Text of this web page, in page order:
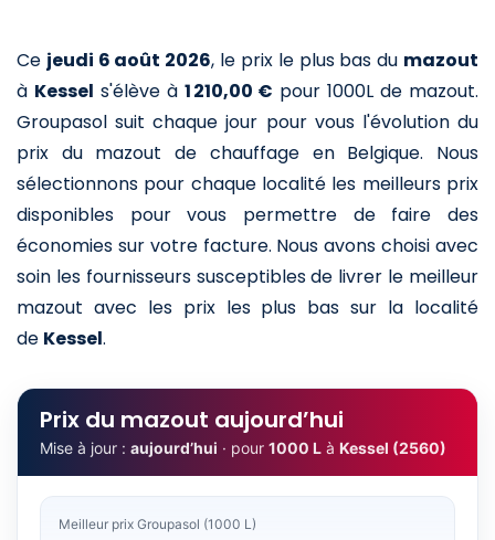
Ce jeudi 6 août 2026, le prix le plus bas du mazout
à Kessel s'élève à 1 210,00 € pour 1000L de mazout.
Groupasol suit chaque jour pour vous l'évolution du
prix du mazout de chauffage en Belgique. Nous
sélectionnons pour chaque localité les meilleurs prix
disponibles pour vous permettre de faire des
économies sur votre facture. Nous avons choisi avec
soin les fournisseurs susceptibles de livrer le meilleur
mazout avec les prix les plus bas sur la localité
de Kessel.
Prix du mazout aujourd’hui
Mise à jour : aujourd’hui · pour 1000 L à Kessel (2560)
Meilleur prix Groupasol (1000 L)